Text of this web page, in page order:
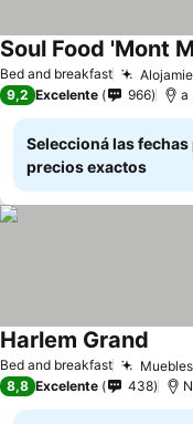
Bed and breakfast
Soul Food 'Mont
9,2 Excelente 966 a
Seleccioná las
precios exactos
Bed and breakfast
Harlem Grand
8,8 Excelente 438